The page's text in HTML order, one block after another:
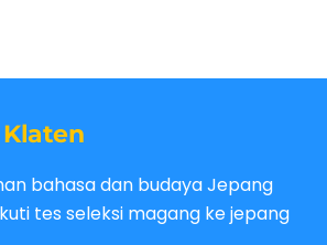
Klaten
bahasa dan budaya Jepang
tes seleksi magang ke jepang